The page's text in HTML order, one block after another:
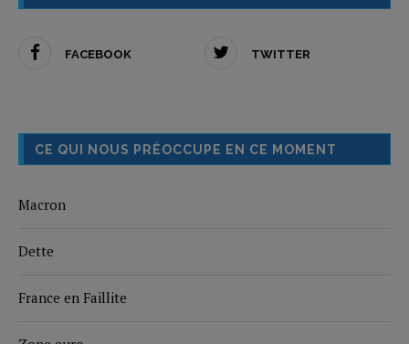
FACEBOOK TWITTER
CE QUI NOUS PRÉOCCUPE EN CE MOMENT
Macron
Dette
France en Faillite